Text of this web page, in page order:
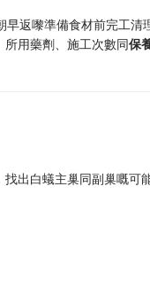
早返嚟準備食材前完工清
用藥劑、施工次數同保
出白蟻主巢同副巢嘅可